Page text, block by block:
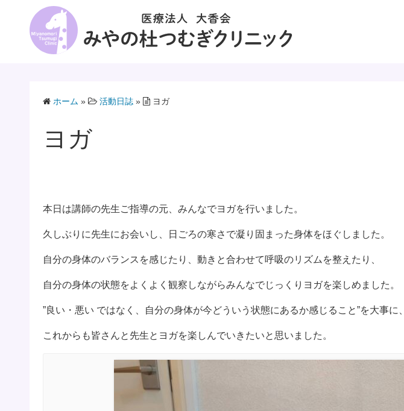
ホーム » 活動日誌 » ヨガ
ヨガ
本日は講師の先生ご指導の元、みんなでヨガを行いました。
久しぶりに先生にお会いし、日ごろの寒さで凝り固まった身体をほぐしました。
自分の身体のバランスを感じたり、動きと合わせて呼吸のリズムを整えたり、
自分の身体の状態をよくよく観察しながらみんなでじっくりヨガを楽しめました。
”良い・悪い ではなく、自分の身体が今どういう状態にあるか感じること”を大事に、
これからも皆さんと先生とヨガを楽しんでいきたいと思いました。